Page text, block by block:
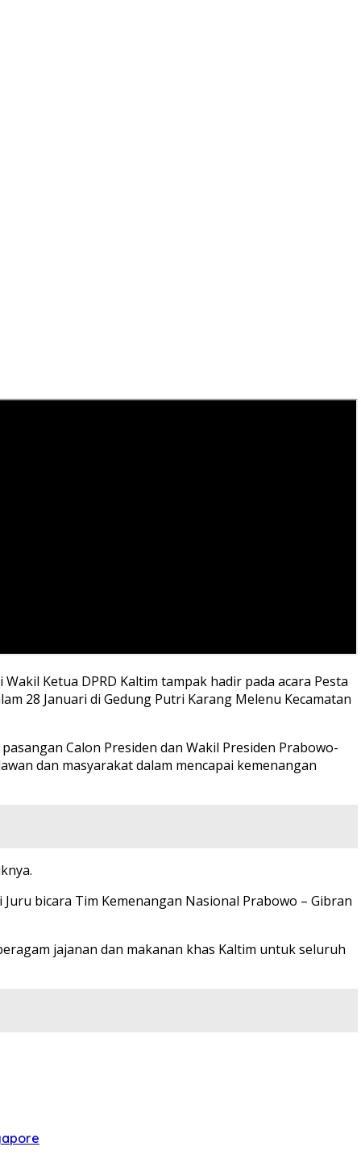
Ketua DPRD Kaltim tampak hadir pada acara Pesta
28 Januari di Gedung Putri Karang Melenu Kecamatan
Calon Presiden dan Wakil Presiden Prabowo-
dan masyarakat dalam mencapai kemenangan
bicara Tim Kemenangan Nasional Prabowo – Gibran
jajanan dan makanan khas Kaltim untuk seluruh